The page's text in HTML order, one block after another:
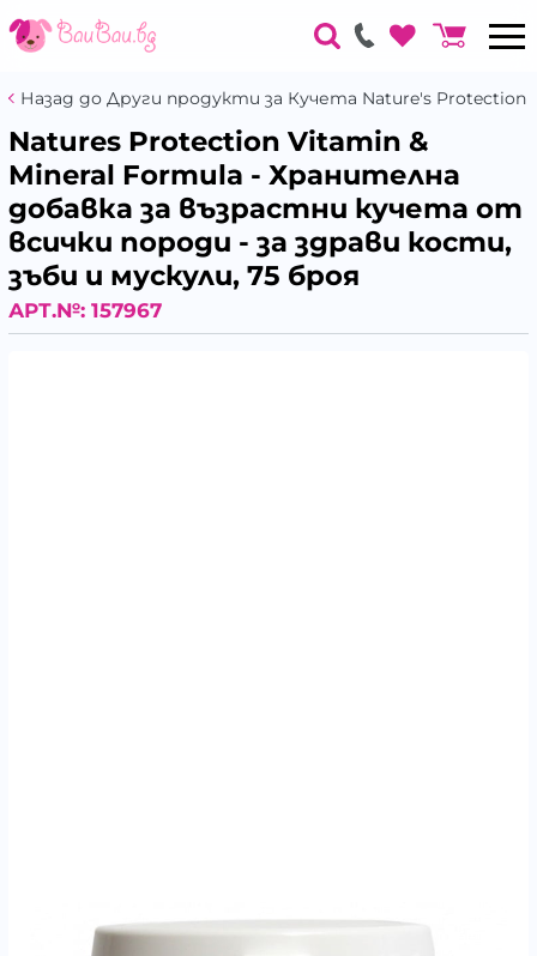
Назад до Други продукти за Кучета Nature's Protection
Natures Protection Vitamin &
Mineral Formula - Хранителна
добавка за възрастни кучета от
всички породи - за здрави кости,
зъби и мускули, 75 броя
АРТ.№: 157967